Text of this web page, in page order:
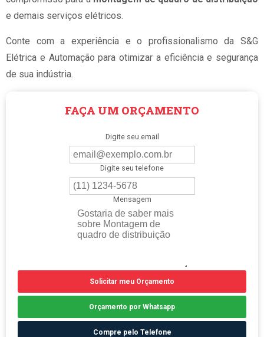
e demais serviços elétricos.
Conte com a experiência e o profissionalismo da S&G
Elétrica e Automação para otimizar a eficiência e segurança
de sua indústria.
FAÇA UM ORÇAMENTO
Digite seu email
Digite seu telefone
Mensagem
Solicitar meu Orçamento
Orçamento por Whatsapp
Compre pelo Telefone